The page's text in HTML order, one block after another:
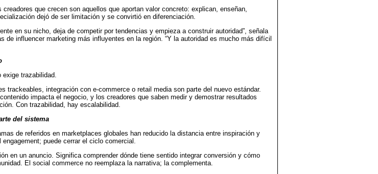
que crecen son aquellos que aportan valor concreto: explican, enseñan,
dejó de ser limitación y se convirtió en diferenciación.
en su nicho, deja de competir por tendencias y empieza a construir autoridad”, señala
de influencer marketing más influyentes en la región. “Y la autoridad es mucho más difícil
exige trazabilidad.
trackeables, integración con e-commerce o retail media son parte del nuevo estándar.
impacta el negocio, y los creadores que saben medir y demostrar resultados
Con trazabilidad, hay escalabilidad.
del sistema
de referidos en marketplaces globales han reducido la distancia entre inspiración y
puede cerrar el ciclo comercial.
en un anuncio. Significa comprender dónde tiene sentido integrar conversión y cómo
El social commerce no reemplaza la narrativa; la complementa.